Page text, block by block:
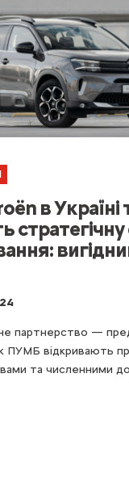
в
партнерство —
ПУМБ відкривають
та численними